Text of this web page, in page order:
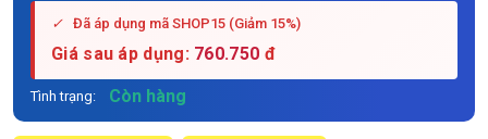
✓ Đã áp dụng mã SHOP15 (Giảm 15%)
Giá sau áp dụng: 760.750 đ
Tình trạng: Còn hàng